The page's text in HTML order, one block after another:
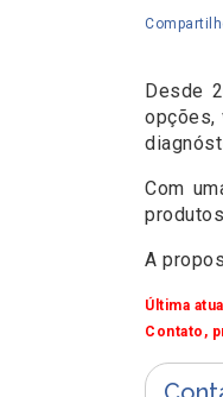
Desde
opções,
Com
A
Última
Contato,